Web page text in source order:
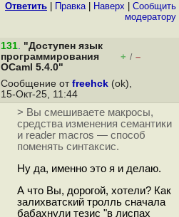
Ответить Правка| Наверх
Cообщить
модератору
131. "Доступен язык
программирования
OCaml 5.4.0"
+ / –
Сообщение от freehck (ok),
15-Окт-25, 11:44
> Вы смешиваете макросы,
средства изменения семантики
и reader macros — способ
поменять синтаксис.
Ну да, именно это я и делаю.
А что Вы, дорогой, хотели? Как
залихватский тролль сначала
бабахнули тезис "в лиспах